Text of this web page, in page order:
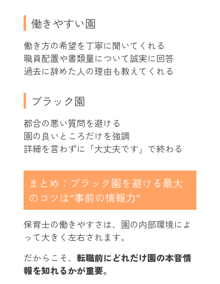
働きやすい園
働き方の希望を丁寧に聞いてくれる
職員配置や書類量について誠実に回答
過去に辞めた人の理由も教えてくれる
ブラック園
都合の悪い質問を避ける
園の良いところだけを強調
詳細を言わずに「大丈夫です」で終わる
まとめ：ブラック園を避ける最大
のコツは“事前の情報力”
保育士の働きやすさは、園の内部環境によ
って大きく左右されます。
だからこそ、 転職前にどれだけ園の本音情
報を知れるかが重要。